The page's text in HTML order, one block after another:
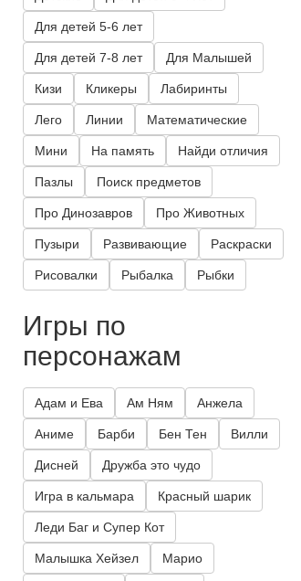
Для детей 5-6 лет
Для детей 7-8 лет Для Малышей
Кизи Кликеры Лабиринты
Лего Линии Математические
Мини На память Найди отличия
Пазлы Поиск предметов
Про Динозавров Про Животных
Пузыри Развивающие Раскраски
Рисовалки Рыбалка Рыбки
Игры по
персонажам
Адам и Ева Ам Ням Анжела
Аниме Барби Бен Тен Вилли
Дисней Дружба это чудо
Игра в кальмара Красный шарик
Леди Баг и Супер Кот
Малышка Хейзел Марио